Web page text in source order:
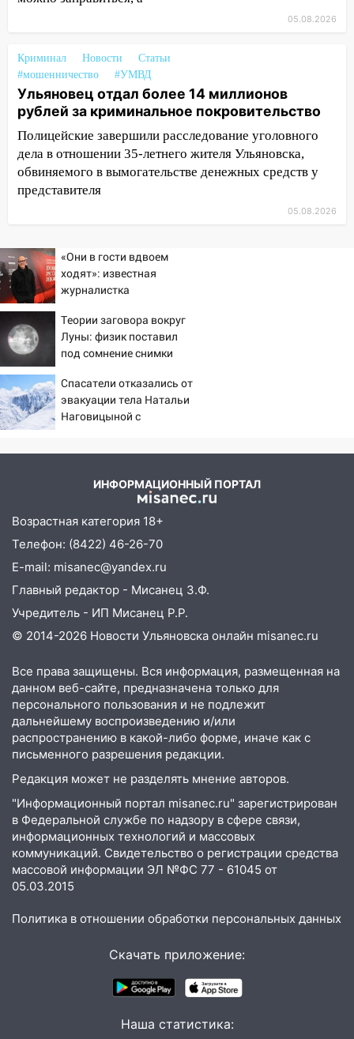
знакомым закончились для женщины
16:06
18-летняя девушка без прав
перевернулась на мопеде и попала в
больницу
15:59
Ульяновец отдал более 14
миллионов рублей за криминальное
покровительство
15:32 На «кольце» кроссовер сбил 18-
летнего мопедиста
14:32
На Ульяновскую область
надвигается жара
14:08
Пешеход переходил по «зебре»:
подробности серьезной аварии на
Фруктовой
13:30
В Димитровграде на улице
Трудовой горело здание
13:00
Переезжал «зебру» на
велосипеде и попал под колеса
12:18 Вспыхнул изнутри: в
Железнодорожном районе горела дача
11:33 В Засвияжье под колёса авто
попал мужчина
11:17 В Радищевском районе сгорели
хозяйственные постройки
В Канадее горел жилой дом
10:18 Губернатор Ульяновской области:
уничтожено четыре беспилотника в
регионе
10:00 В Ульяновске дотла сгорел
легковой автомобиль
09:39 В Ульяновске будут судить десять
наркодилеров, снабжавших две области
09:25 Вынесли приговор дебоширам,
избившим мужчину в трамвае
08:27 Ульяновская полиция получила
один из шести уникальных автомобилей
Жара отступит: какой будет
погода в Ульяновске днем 5 августа
летнюю девочку в центре Ульяновска
05.08.2026
Криминал Новости
Статьи
#мошенничество
#УМВД
Ульяновец отдал более 14 миллионов
рублей за криминальное покровительство
Полицейские завершили расследование уголовного
дела в отношении 35-летнего жителя Ульяновска,
обвиняемого в вымогательстве денежных средств у
представителя
05.08.2026
«Они в гости вдвоем
ходят»: известная
журналистка
Бондарчука и Исаковой
Теории заговора вокруг
Луны: физик поставил
под сомнение снимки
Спасатели отказались от
эвакуации тела Натальи
Наговицыной с
ИНФОРМАЦИОННЫЙ ПОРТАЛ
Возрастная категория 18+
Телефон: (8422) 46-26-70
E-mail: misanec@yandex.ru
Главный редактор - Мисанец З.Ф.
Учредитель - ИП Мисанец Р.Р.
© 2014-2026 Новости Ульяновска онлайн misanec.ru
Все права защищены. Вся информация, размещенная на
данном веб-сайте, предназначена только для
персонального пользования и не подлежит
дальнейшему воспроизведению и/или
распространению в какой-либо форме, иначе как с
письменного разрешения редакции.
Редакция может не разделять мнение авторов.
"Информационный портал misanec.ru" зарегистрирован
в Федеральной службе по надзору в сфере связи,
информационных технологий и массовых
коммуникаций. Свидетельство о регистрации средства
массовой информации ЭЛ №ФС 77 - 61045 от
05.03.2015
Политика в отношении обработки персональных данных
Скачать приложение:
Наша статистика: